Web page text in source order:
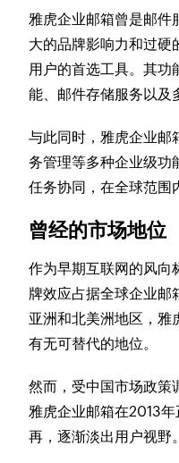
雅虎企业邮箱曾是邮件
大的品牌影响力和过硬
用户的首选工具。其功
能、邮件存储服务以及
与此同时，雅虎企业邮
务管理等多种企业级功
任务协同，在全球范围
曾经的市场地位
作为早期互联网的风向
牌效应占据全球企业邮
亚洲和北美洲地区，雅
有无可替代的地位。
然而，受中国市场政策
雅虎企业邮箱在2013
再，逐渐淡出用户视野。